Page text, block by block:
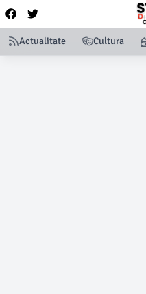
Actualitate Cultura